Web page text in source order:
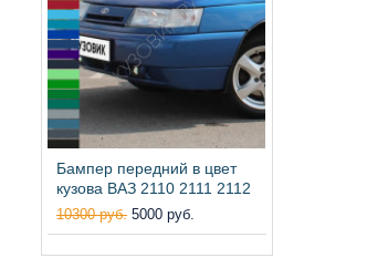
Бампер передний в цвет
кузова ВАЗ 2110 2111 2112
10300 руб. 5000 руб.